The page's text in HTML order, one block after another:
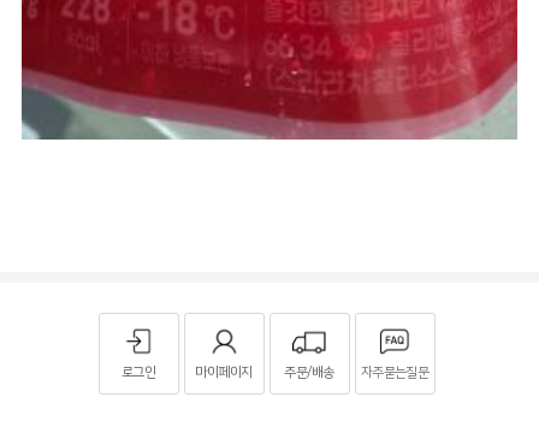
로그인 마이페이지 주문/배송 자주묻는질문